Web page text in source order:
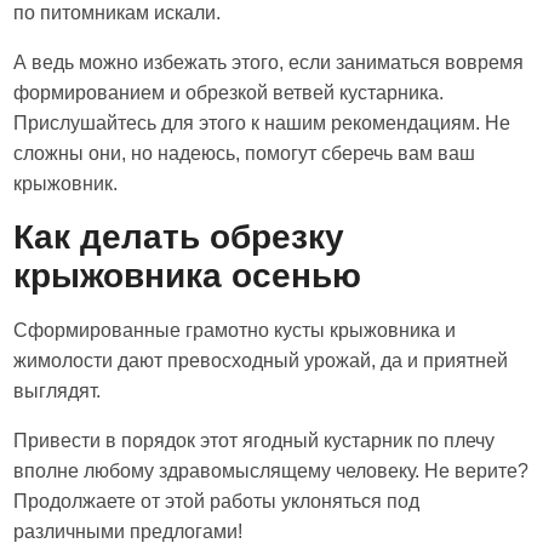
по питомникам искали.
А ведь можно избежать этого, если заниматься вовремя
формированием и обрезкой ветвей кустарника.
Прислушайтесь для этого к нашим рекомендациям. Не
сложны они, но надеюсь, помогут сберечь вам ваш
крыжовник.
Как делать обрезку
крыжовника осенью
Сформированные грамотно кусты крыжовника и
жимолости дают превосходный урожай, да и приятней
выглядят.
Привести в порядок этот ягодный кустарник по плечу
вполне любому здравомыслящему человеку. Не верите?
Продолжаете от этой работы уклоняться под
различными предлогами!